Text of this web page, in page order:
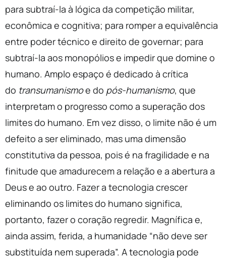
para subtraí-la à lógica da competição militar,
econômica e cognitiva; para romper a equivalência
entre poder técnico e direito de governar; para
subtraí-la aos monopólios e impedir que domine o
humano. Amplo espaço é dedicado à crítica
do transumanismoe do pós-humanismo, que
interpretam o progresso como a superação dos
limites do humano. Em vez disso, o limite não é um
defeito a ser eliminado, mas uma dimensão
constitutiva da pessoa, pois é na fragilidade e na
finitude que amadurecem a relação e a abertura a
Deus e ao outro. Fazer a tecnologia crescer
eliminando os limites do humano significa,
portanto, fazer o coração regredir. Magnífica e,
ainda assim, ferida, a humanidade “não deve ser
substituída nem superada”. A tecnologia pode